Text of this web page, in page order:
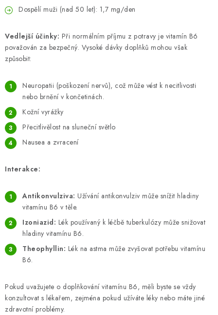
Dospělí muži (nad 50 let): 1,7 mg/den
Vedlejší účinky: Při normálním příjmu z potravy je vitamín B6
považován za bezpečný. Vysoké dávky doplňků mohou však
způsobit:
Neuropatii (poškození nervů), což může vést k necitlivosti
nebo brnění v končetinách.
Kožní vyrážky
Přecitlivělost na sluneční světlo
Nausea a zvracení
Interakce:
Antikonvulziva: Užívání antikonvulziv může snížit hladiny
vitamínu B6 v těle.
Izoniazid: Lék používaný k léčbě tuberkulózy může snižovat
hladiny vitamínu B6.
Theophyllin: Lék na astma může zvyšovat potřebu vitamínu
B6.
Pokud uvažujete o doplňkování vitamínu B6, měli byste se vždy
konzultovat s lékařem, zejména pokud užíváte léky nebo máte jiné
zdravotní problémy.